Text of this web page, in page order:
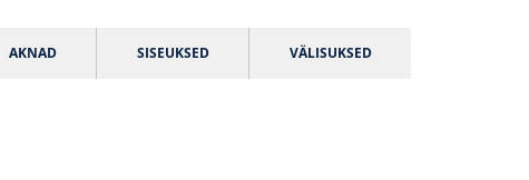
AKNAD SISEUKSED VÄLISUKSED